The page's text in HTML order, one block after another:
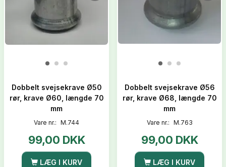
Dobbelt svejsekrave Ø50
rør, krave Ø60, længde 70
mm
Vare nr.: M.744
99,00 DKK
LÆG I KURV
Dobbelt svejsekrave Ø56
rør, krave Ø68, længde 70
mm
Vare nr.: M.763
99,00 DKK
LÆG I KURV